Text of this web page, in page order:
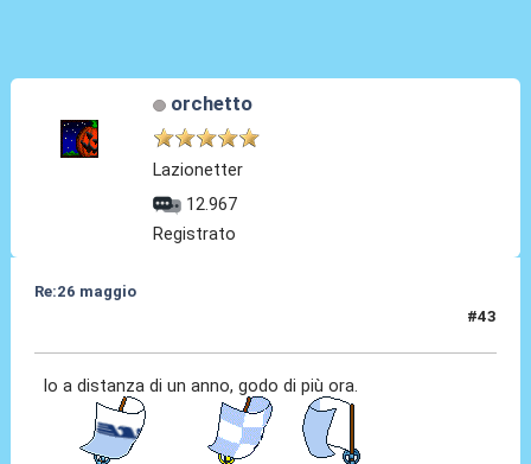
orchetto
Lazionetter
12.967
Registrato
Re:26 maggio
#43
Io a distanza di un anno, godo di più ora.